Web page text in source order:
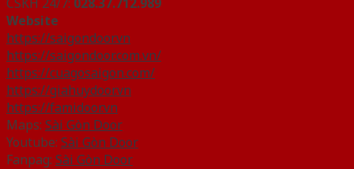
Website
https://saigondoor.vn
https://saigondoor.com.vn/
https://cuagosaigon.com/
https://giahuydoor.vn
https://famidoor.vn
Maps: Sài Gòn Door
Youtube: Sài Gòn Door
Fanpag: Sài Gòn Door